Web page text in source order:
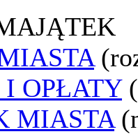
OPŁATY
MIASTA